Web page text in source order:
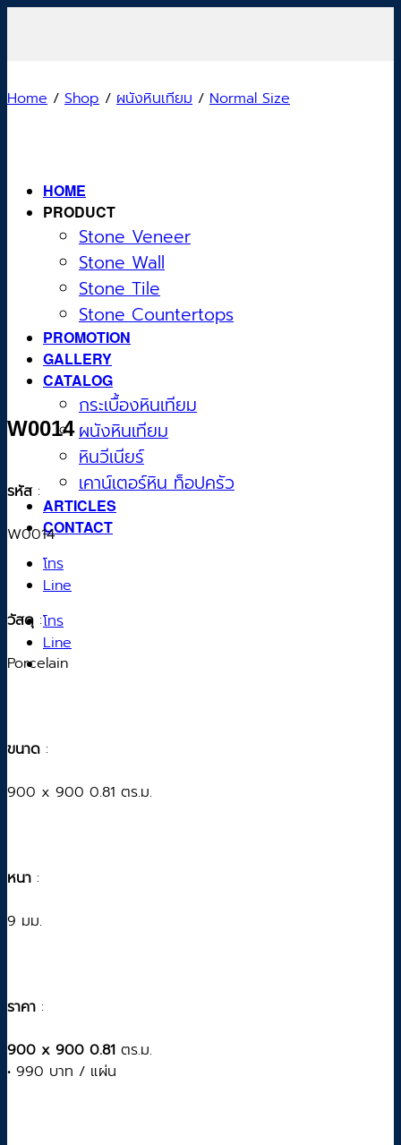
HOME
PRODUCT
Stone Veneer
Stone Wall
Stone Tile
Stone Countertops
PROMOTION
GALLERY
CATALOG
กระเบื้องหินเทียม
ผนังหินเทียม
หินวีเนียร์
เคาน์เตอร์หิน ท็อปครัว
ARTICLES
CONTACT
โทร
Line
โทร
Line
Home / Shop / ผนังหินเทียม / Normal Size
W0014
รหัส:
W0014
วัสดุ :
Porcelain
ขนาด :
900 x 900 0.81 ตร.ม.
หนา :
9 มม.
ราคา :
900 x 900 0.81 ตร.ม.
• 990 บาท / แผ่น